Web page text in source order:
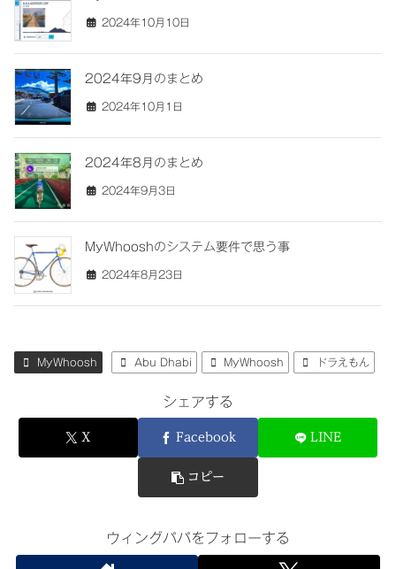
2024年10月10日
2024年9月のまとめ
2024年10月1日
2024年8月のまとめ
2024年9月3日
MyWhooshのシステム要件で思う事
2024年8月23日
MyWhoosh Abu Dhabi MyWhoosh ドラえもん
シェアする
X Facebook LINE
コピー
ウィングパパをフォローする